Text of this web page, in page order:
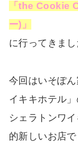
「the Cookie
ー)」
に行ってきまし
今回はいそぽ
イキキホテル
シェラトンワ
的新しいお店で